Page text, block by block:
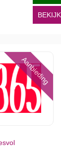
Aanbieding